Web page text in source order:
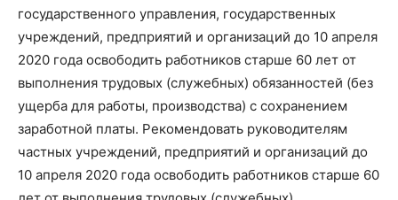
государственного управления, государственных
учреждений, предприятий и организаций до 10 апреля
2020 года освободить работников старше 60 лет от
выполнения трудовых (служебных) обязанностей (без
ущерба для работы, производства) с сохранением
заработной платы. Рекомендовать руководителям
частных учреждений, предприятий и организаций до
10 апреля 2020 года освободить работников старше 60